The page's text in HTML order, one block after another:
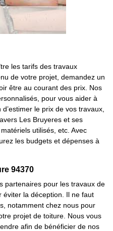
les tarifs des travaux
de votre projet, demandez un
être au courant des prix. Nos
pour vous aider à
le prix de vos travaux,
Les Bruyeres et ses
utilisés, etc. Avec
les budgets et dépenses à
94370
partenaires pour les travaux de
la déception. Il ne faut
notamment chez nous pour
projet de toiture. Nous vous
afin de bénéficier de nos